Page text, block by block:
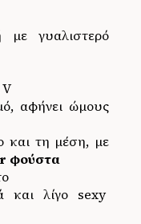
με γυαλιστερό
αφήνει ώμους
και τη μέση, με
φούστα
και λίγο sexy